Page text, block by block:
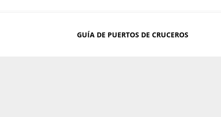
GUÍA DE PUERTOS DE CRUCEROS